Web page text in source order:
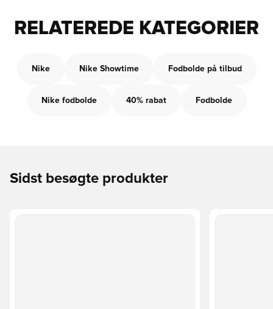
RELATEREDE KATEGORIER
Nike Nike Showtime Fodbolde på tilbud
Nike fodbolde 40% rabat Fodbolde
Sidst besøgte produkter